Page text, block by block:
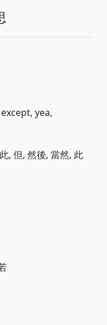
yea,
, 但, 然後, 當然, 此